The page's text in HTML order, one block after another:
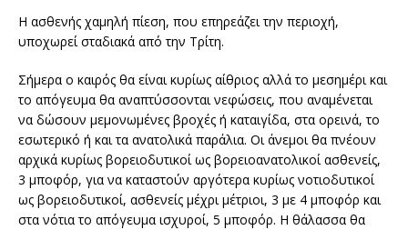
Η ασθενής χαµηλή πίεση, που επηρεάζει την περιοχή,
υποχωρεί σταδιακά από την Τρίτη.
Σήµερα ο καιρός θα είναι κυρίως αίθριος αλλά το µεσηµέρι και
το απόγευµα θα αναπτύσσονται νεφώσεις, που αναµένεται
να δώσουν µεµονωµένες βροχές ή καταιγίδα, στα ορεινά, το
εσωτερικό ή και τα ανατολικά παράλια. Οι άνεµοι θα πνέουν
αρχικά κυρίως βορειοδυτικοί ως βορειοανατολικοί ασθενείς,
3 µποφόρ, για να καταστούν αργότερα κυρίως νοτιοδυτικοί
ως βορειοδυτικοί, ασθενείς µέχρι µέτριοι, 3 µε 4 µποφόρ και
στα νότια το απόγευµα ισχυροί, 5 µποφόρ. Η θάλασσα θα